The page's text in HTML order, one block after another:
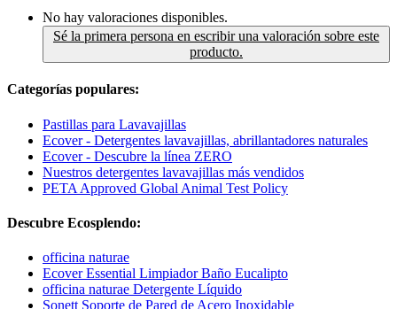
No hay valoraciones disponibles.
Sé la primera persona en escribir una valoración sobre este
producto.
Categorías populares:
Pastillas para Lavavajillas
Ecover - Detergentes lavavajillas, abrillantadores naturales
Ecover - Descubre la línea ZERO
Nuestros detergentes lavavajillas más vendidos
PETA Approved Global Animal Test Policy
Descubre Ecosplendo:
officina naturae
Ecover Essential Limpiador Baño Eucalipto
officina naturae Detergente Líquido
Sonett Soporte de Pared de Acero Inoxidable